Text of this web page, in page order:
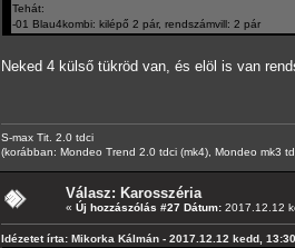
Tehát:
-01 Blau4kombi: kilépő 2 pár, rendszámvill: 2 pár
Neked 4 külső tükröd van, és elöl is van
S-max Tit. 2.0 tdci
(korábban: Mondeo Trend 2.0 tdci (mk4), Mondeo mk3
Válasz: Karosszéria
« Új hozzászólás #27 Dátum: 2017.12.12
Idézetet írta: Mikorka Kálmán - 2017.12.12 kedd,